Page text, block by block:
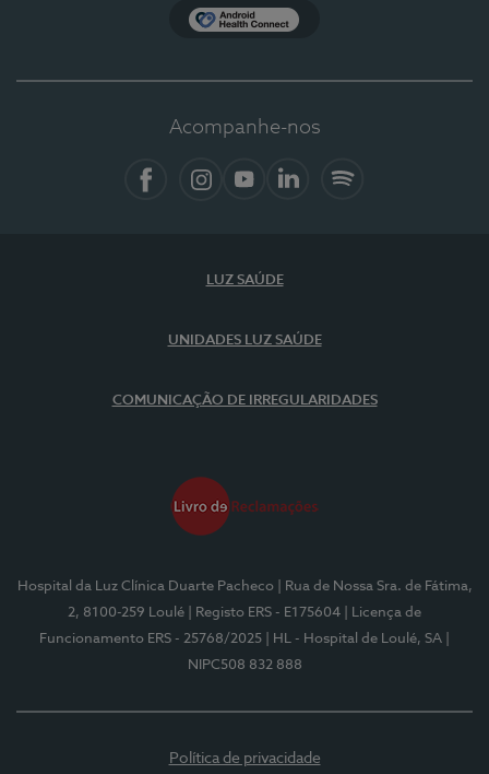
Acompanhe-nos
LUZ SAÚDE
UNIDADES LUZ SAÚDE
COMUNICAÇÃO DE IRREGULARIDADES
Hospital da Luz Clínica Duarte Pacheco
| Rua de Nossa Sra. de Fátima,
2, 8100-259 Loulé
| Registo ERS - E175604
| Licença de
Funcionamento ERS - 25768/2025
| HL - Hospital de Loulé, SA
NIPC508 832 888
Política de privacidade